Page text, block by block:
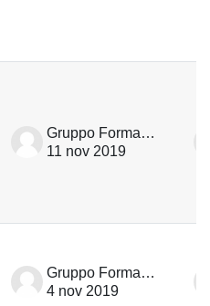
Gruppo Formazione
11 nov 2019
Gruppo Formazione
4 nov 2019